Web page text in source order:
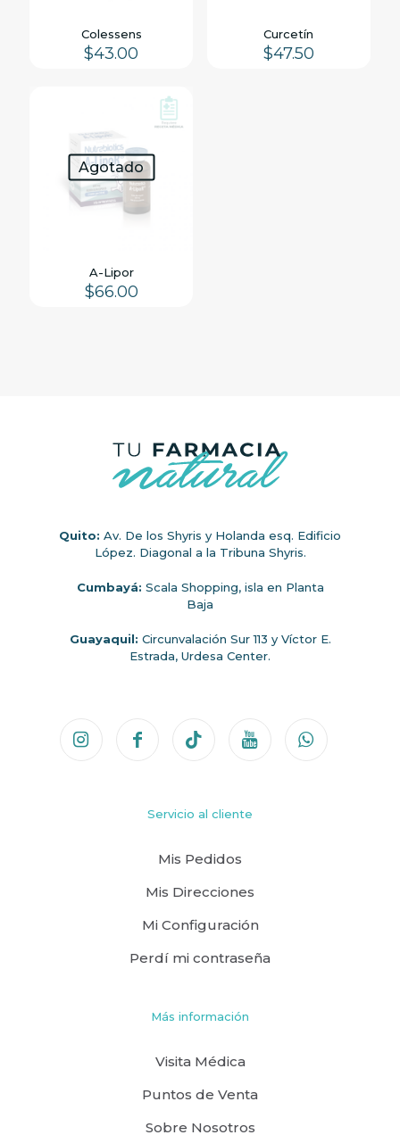
Colessens
$43.00
Curcetín
$47.50
Agotado
A-Lipor
$66.00
Quito: Av. De los Shyris y Holanda esq. Edificio
López. Diagonal a la Tribuna Shyris.
Cumbayá: Scala Shopping, isla en Planta
Baja
Guayaquil: Circunvalación Sur 113 y Víctor E.
Estrada, Urdesa Center.
Servicio al cliente
Mis Pedidos
Mis Direcciones
Mi Configuración
Perdí mi contraseña
Más información
Visita Médica
Puntos de Venta
Sobre Nosotros